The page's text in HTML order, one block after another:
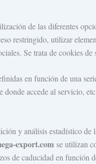
de las diferentes
restringido, utilizar
Se trata de cookies de
en función de una
accede al servicio,
y análisis estadístico
export.com se utilizan
de caducidad en función